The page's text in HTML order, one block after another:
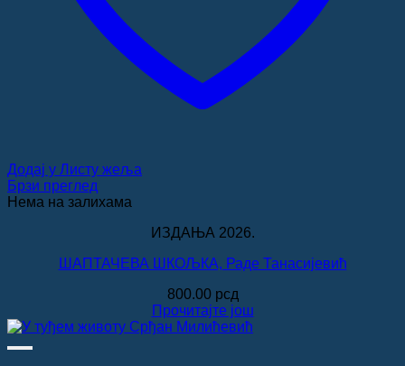
Додај у Листу жеља
Брзи преглед
Нема на залихама
ИЗДАЊА 2026.
ШАПТАЧЕВА ШКОЉКА, Раде Танасијевић
800.00 рсд
Прочитајте још